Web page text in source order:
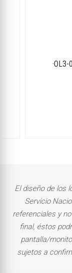
El diseño de los
Servicio
referenciales y
final, éstos
pantalla/
sujetos a